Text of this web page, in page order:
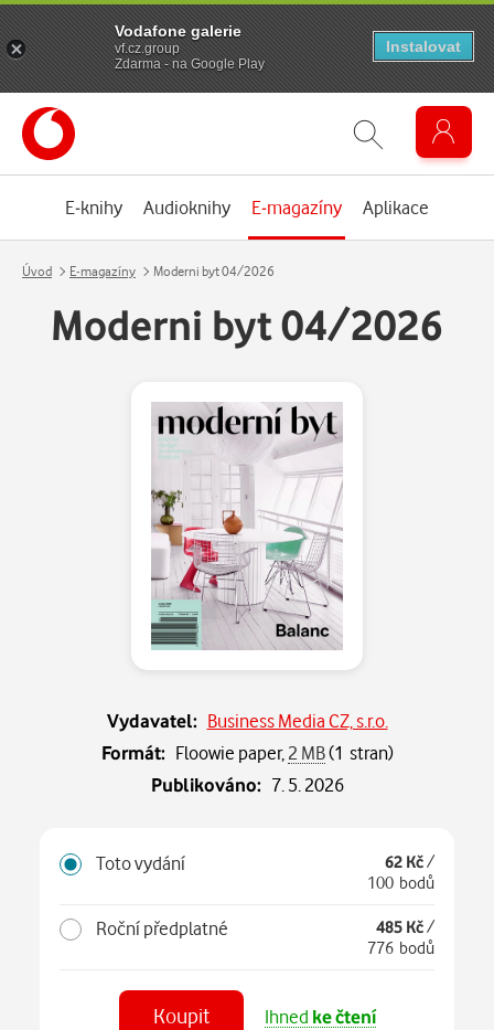
E-knihy Audioknihy E-magazíny Aplikace
Úvod E-magazíny Moderni byt 04/2026
Moderni byt 04/2026
Vydavatel: Business Media CZ, s.r.o.
Formát: Floowie paper, 2 MB(1 stran)
Publikováno: 7. 5. 2026
Toto vydání 62 Kč/
100 bodů
Roční předplatné 485 Kč/
776 bodů
Koupit Ihned ke čtení
Vodafone galerie
vf.cz.group
Zdarma - na Google Play
Instalovat